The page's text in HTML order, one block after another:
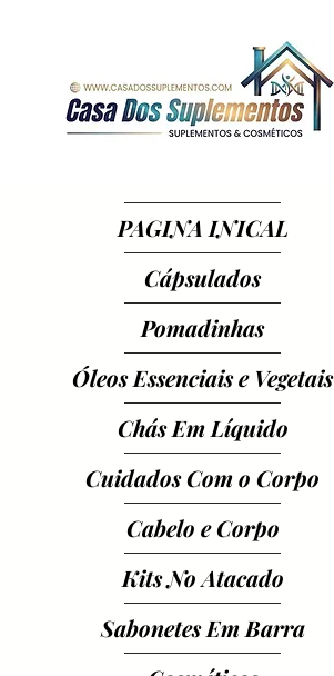
PAGINA INICAL
Cápsulados
Pomadinhas
Óleos Essenciais e Vegetais
Chás Em Líquido
Cuidados Com o Corpo
Cabelo e Corpo
Kits No Atacado
Sabonetes Em Barra